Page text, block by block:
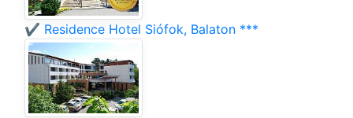
✔️ Residence Hotel Siófok, Balaton ***